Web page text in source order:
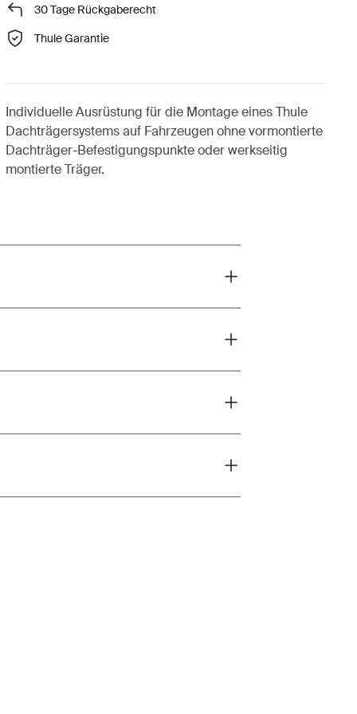
30 Tage Rückgaberecht
Thule Garantie
Individuelle Ausrüstung für die Montage eines Thule
Dachträgersystems auf Fahrzeugen ohne vormontierte
Dachträger-Befestigungspunkte oder werkseitig
montierte Träger.